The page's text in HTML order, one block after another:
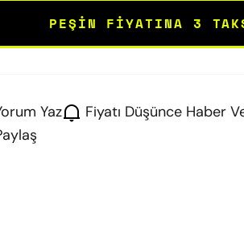
PEŞIN FIYATINA 3
Yaz Fiyatı Düşünce Haber